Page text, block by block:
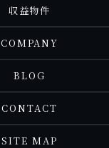
収益物件
COMPANY
BLOG
CONTACT
SITE MAP